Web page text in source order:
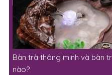
Bàn trà thông minh và bàn
nào?